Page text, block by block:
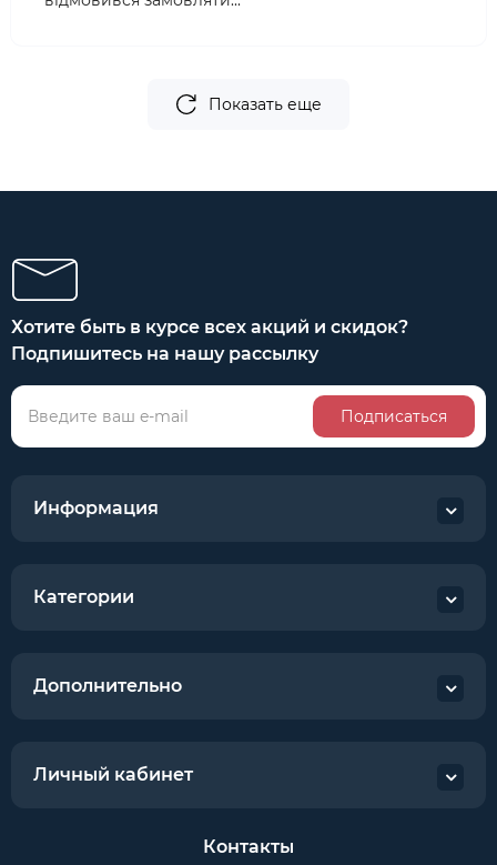
Показать еще
Хотите быть в курсе всех акций и скидок?
Подпишитесь на нашу рассылку
Подписаться
Информация
Категории
Дополнительно
Личный кабинет
Контакты